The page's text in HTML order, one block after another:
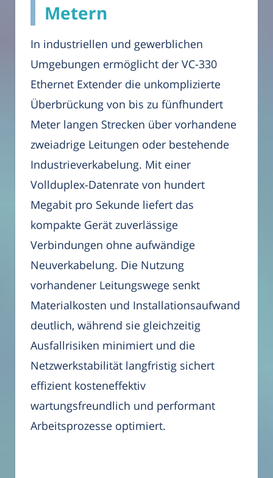
Metern
In industriellen und gewerblichen
Umgebungen ermöglicht der VC-330
Ethernet Extender die unkomplizierte
Überbrückung von bis zu fünfhundert
Meter langen Strecken über vorhandene
zweiadrige Leitungen oder bestehende
Industrieverkabelung. Mit einer
Vollduplex-Datenrate von hundert
Megabit pro Sekunde liefert das
kompakte Gerät zuverlässige
Verbindungen ohne aufwändige
Neuverkabelung. Die Nutzung
vorhandener Leitungswege senkt
Materialkosten und Installationsaufwand
deutlich, während sie gleichzeitig
Ausfallrisiken minimiert und die
Netzwerkstabilität langfristig sichert
effizient kosteneffektiv
wartungsfreundlich und performant
Arbeitsprozesse optimiert.